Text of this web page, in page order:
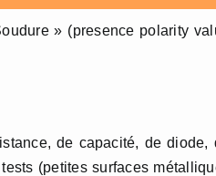
» (presence polarity
de capacité, de diode,
(petites surfaces